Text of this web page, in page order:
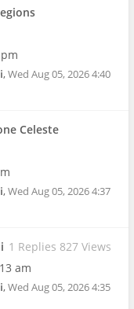
,Wed Aug 05, 2026 4:40
Celeste
,Wed Aug 05, 2026 4:37
1 Replies 827 Views
am
,Wed Aug 05, 2026 4:35